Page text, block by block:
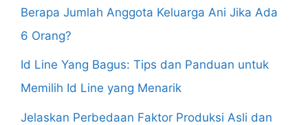
Berapa Jumlah Anggota Keluarga Ani Jika Ada
6 Orang?
Id Line Yang Bagus: Tips dan Panduan untuk
Memilih Id Line yang Menarik
Jelaskan Perbedaan Faktor Produksi Asli dan